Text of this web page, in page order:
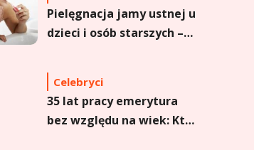
Pielęgnacja jamy ustnej u
dzieci i osób starszych –
strzał w dziesiątkę?
Celebryci
35 lat pracy emerytura
bez względu na wiek: Kto